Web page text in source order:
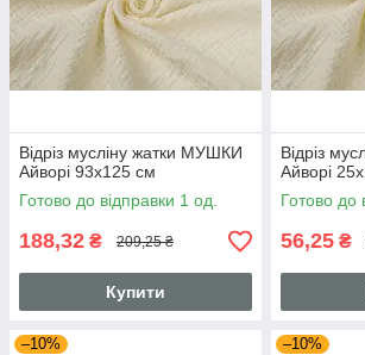
Відріз мусліну жатки МУШКИ
Айворі 93х125 см
Готово до відправки 1 од.
188,32 ₴ 209,25 ₴
Купити
Відріз
Айворі
Готово до
56,25 ₴
–10% –10%